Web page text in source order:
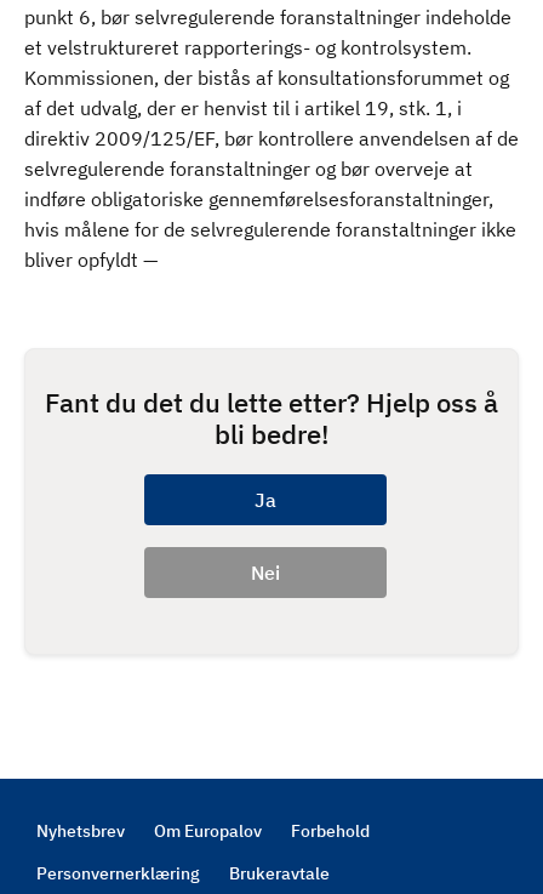
punkt 6, bør selvregulerende foranstaltninger indeholde
et velstruktureret rapporterings- og kontrolsystem.
Kommissionen, der bistås af konsultationsforummet og
af det udvalg, der er henvist til i artikel 19, stk. 1, i
direktiv 2009/125/EF, bør kontrollere anvendelsen af de
selvregulerende foranstaltninger og bør overveje at
indføre obligatoriske gennemførelsesforanstaltninger,
hvis målene for de selvregulerende foranstaltninger ikke
bliver opfyldt —
Fant du det du lette etter? Hjelp oss å
bli bedre!
Footer
Nyhetsbrev Om Europalov
Forbehold
Personvernerklæring
Brukeravtale